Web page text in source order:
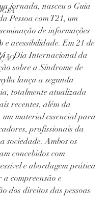
jornada, nasceu o Guia
Pessoa com T21, um
de informações
e acessibilidade. Em 21 de
– Dia Internacional da
sobre a Síndrome de
lança a segunda
totalmente atualizada
recentes, além da
material essencial para
profissionais da
sociedade. Ambos os
concebidos com
e abordagem prática
compreensão e
dos direitos das pessoas